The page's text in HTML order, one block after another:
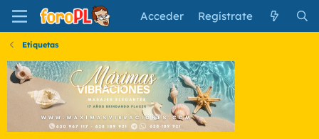
Acceder Regístrate
Etiquetas